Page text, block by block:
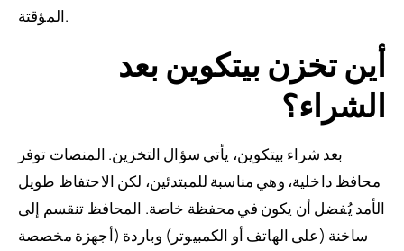
المؤقتة.
أين تخزن بيتكوين بعد
الشراء؟
بعد شراء بيتكوين، يأتي سؤال التخزين. المنصات توفر
محافظ داخلية، وهي مناسبة للمبتدئين، لكن الاحتفاظ طويل
الأمد يُفضل أن يكون في محفظة خاصة. المحافظ تنقسم إلى
ساخنة (على الهاتف أو الكمبيوتر) وباردة (أجهزة مخصصة